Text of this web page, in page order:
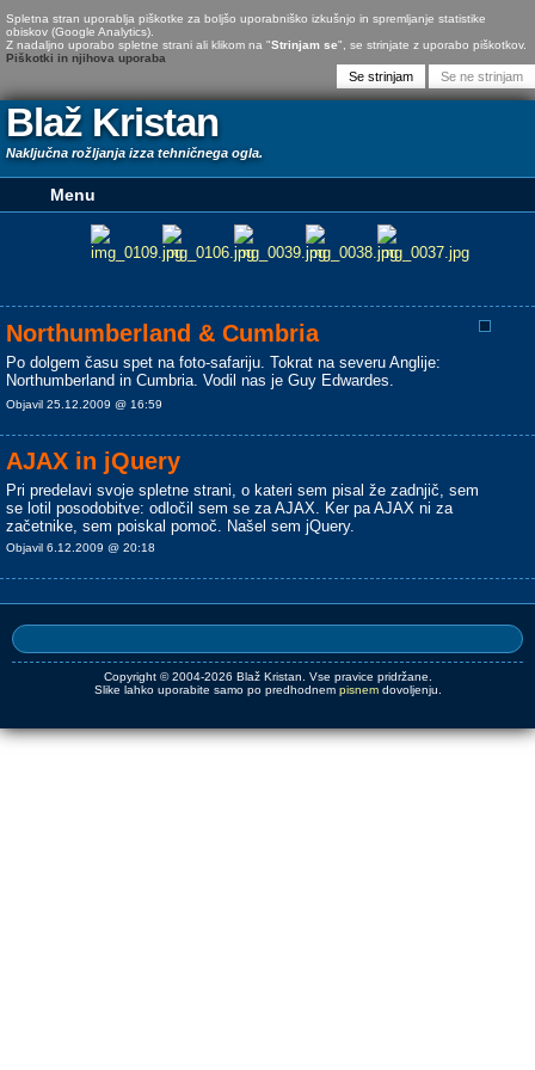
Spletna stran uporablja piškotke za boljšo uporabniško izkušnjo in spremljanje statistike
obiskov (Google Analytics).
Z nadaljno uporabo spletne strani ali klikom na "Strinjam se", se strinjate z uporabo piškotkov.
Piškotki in njihova uporaba
Blaž Kristan
Naključna rožljanja izza tehničnega ogla.
Northumberland & Cumbria
Po dolgem času spet na foto-safariju. Tokrat na severu Anglije:
Northumberland in Cumbria. Vodil nas je Guy Edwardes.
Objavil 25.12.2009 @ 16:59
AJAX in jQuery
Pri predelavi svoje spletne strani, o kateri sem pisal že zadnjič, sem
se lotil posodobitve: odločil sem se za AJAX. Ker pa AJAX ni za
začetnike, sem poiskal pomoč. Našel sem jQuery.
Objavil 6.12.2009 @ 20:18
Copyright © 2004-2026 Blaž Kristan. Vse pravice pridržane.
Slike lahko uporabite samo po predhodnem pisnemdovoljenju.